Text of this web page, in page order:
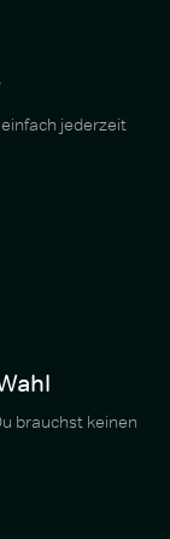
jederzeit
brauchst keinen